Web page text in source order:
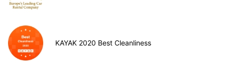
KAYAK 2020 Best Cleanliness